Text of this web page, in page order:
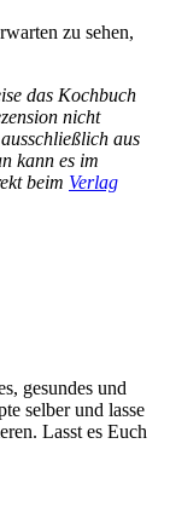
zu sehen,
das Kochbuch
nicht
aus
kann es im
beim Verlag
gesundes und
selber und lasse
Lasst es Euch